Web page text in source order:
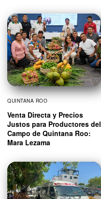
QUINTANA ROO
Venta Directa y Precios
Justos para Productores del
Campo de Quintana Roo:
Mara Lezama